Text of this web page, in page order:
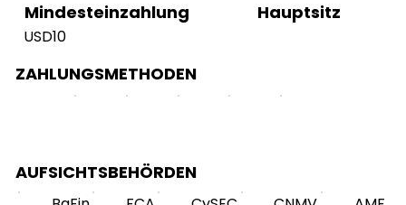
Mindesteinzahlung
USD10
Hauptsitz
ZAHLUNGSMETHODEN
AUFSICHTSBEHÖRDEN